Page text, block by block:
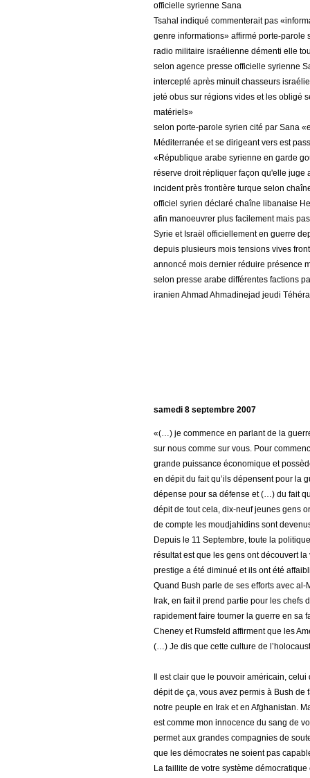
officielle syrienne Sana
Tsahal indiqué commenterait pas
genre informations» affirmé porte-
radio militaire israélienne démenti elle
selon agence presse officielle syrienne
intercepté après minuit chasseurs
jeté obus sur régions vides et les obligé
matériels»
selon porte-parole syrien cité par Sana
Méditerranée et se dirigeant vers est
«République arabe syrienne en garde
réserve droit répliquer façon qu'elle juge
incident près frontière turque selon
officiel syrien déclaré chaîne libanaise
afin manoeuvrer plus facilement mais
Syrie et Israël officiellement en guerre
depuis plusieurs mois tensions vives
annoncé mois dernier réduire présence
selon presse arabe différentes factions
iranien Ahmad Ahmadinejad jeudi
samedi 8 septembre 2007
«(…) je commence en parlant de la
sur nous comme sur vous. Pour
grande puissance économique et
en dépit du fait qu’ils dépensent pour la
dépense pour sa défense et (…) du fait
dépit de tout cela, dix-neuf jeunes gens
de compte les moudjahidins sont
Depuis le 11 Septembre, toute la
résultat est que les gens ont découvert
prestige a été diminué et ils ont été
Quand Bush parle de ses efforts avec
Irak, en fait il prend partie pour les chefs
rapidement faire tourner la guerre en sa
Cheney et Rumsfeld affirment que les
(…) Je dis que cette culture de
Il est clair que le pouvoir américain,
dépit de ça, vous avez permis à Bush
notre peuple en Irak et en Afghanistan.
est comme mon innocence du sang de
permet aux grandes compagnies de
que les démocrates ne soient pas
La faillite de votre système